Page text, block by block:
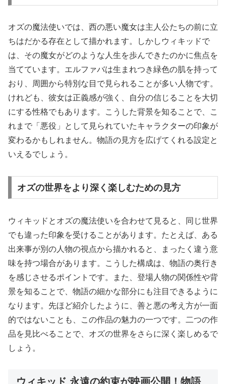
オズの魔法使いでは、西の悪い魔女は主人公たちの前に立
ちはだかる存在として描かれます。しかしウィキッドで
は、その魔女がどのような人生を歩んできたのかに焦点を
当てています。エルファバは生まれつき緑色の肌を持って
おり、周囲から特別な目で見られることが多い人物です。
けれども、彼女は正義感が強く、自分の信じることを大切
にする性格でもあります。こうした背景を知ることで、こ
れまで「悪役」として見られていたキャラクターの印象が
変わるかもしれません。物語の見方を広げてくれる設定と
いえるでしょう。
オズの世界をより深く楽しむための見方
ウィキッドとオズの魔法使いを合わせて見ると、同じ世界
でも違った印象を受けることがあります。たとえば、ある
出来事が別の人物の視点から描かれると、まったく違う意
味を持つ場合があります。こうした構成は、物語の奥行き
を感じさせるポイントです。また、登場人物の関係性や背
景を知ることで、物語の細かな部分にも注目できるように
なります。先ほど紹介したように、善と悪の考え方が一面
的ではないことも、この作品の魅力の一つです。二つの作
品を見比べることで、オズの世界をさらに深く楽しめるで
しょう。
ウィキッド 永遠の約束が映画公開！物語